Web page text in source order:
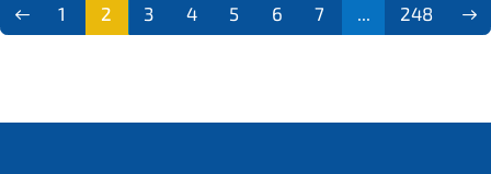
1
2
3 4 5 6 7 248